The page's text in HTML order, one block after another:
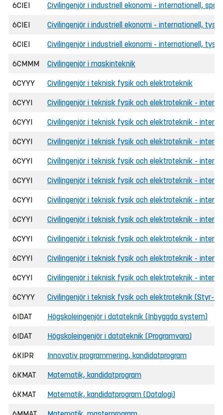
6CIEI Civilingenjör i industriell ekonomi - internationell,
6CIEI Civilingenjör i industriell ekonomi - internationell, tyska
6CIEI Civilingenjör i industriell ekonomi - internationell,
6CMMM Civilingenjör i maskinteknik
6CYYY Civilingenjör i teknisk fysik och elektroteknik
6CYYI Civilingenjör i teknisk fysik och elektroteknik -
6CYYI Civilingenjör i teknisk fysik och elektroteknik -
6CYYI Civilingenjör i teknisk fysik och elektroteknik -
6CYYI Civilingenjör i teknisk fysik och elektroteknik -
6CYYI Civilingenjör i teknisk fysik och elektroteknik -
6CYYI Civilingenjör i teknisk fysik och elektroteknik -
6CYYI Civilingenjör i teknisk fysik och elektroteknik -
6CYYI Civilingenjör i teknisk fysik och elektroteknik -
6CYYI Civilingenjör i teknisk fysik och elektroteknik -
6CYYI Civilingenjör i teknisk fysik och elektroteknik -
6CYYY Civilingenjör i teknisk fysik och elektroteknik (Styr-
6IDAT Högskoleingenjör i datateknik (Inbyggda system)
6IDAT Högskoleingenjör i datateknik (Programvara)
6KIPR Innovativ programmering, kandidatprogram
6KMAT Matematik, kandidatprogram
6KMAT Matematik, kandidatprogram (Datalogi)